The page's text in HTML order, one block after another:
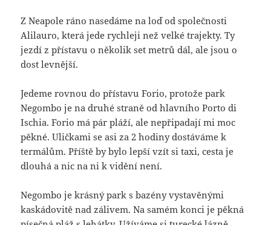
Z Neapole ráno nasedáme na loď od společnosti
Alilauro, která jede rychleji než velké trajekty. Ty
jezdí z přístavu o několik set metrů dál, ale jsou o
dost levnější.
Jedeme rovnou do přístavu Forio, protože park
Negombo je na druhé straně od hlavního Porto di
Ischia. Forio má pár pláží, ale nepřipadají mi moc
pěkné. Uličkami se asi za 2 hodiny dostáváme k
termálům. Příště by bylo lepší vzít si taxi, cesta je
dlouhá a nic na ni k vidění není.
Negombo je krásný park s bazény vystavěnými
kaskádovitě nad zálivem. Na samém konci je pěkná